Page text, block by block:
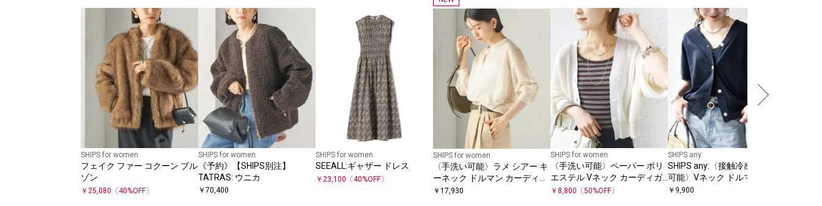
SHIPS for women
フェイク ファー コクーン ブル
ゾン
￥ 25,080 〔40%OFF〕
SHIPS for women
《予約》【SHIPS別注】
TATRAS: ウニカ
￥ 70,400
SHIPS for women
SEEALL:ギャザー ドレス
￥ 23,100 〔40%OFF〕
SHIPS for women
〈手洗い可能〉ラメ シアー キ
ーネック ドルマン カーディガ
ン
￥ 17,930
SHIPS for women
〈手洗い可能〉ペーパー ポリ
エステル Vネック カーディガ
ン
￥ 8,800 〔50%OFF〕
SHIPS any
SHIPS any:〈接触冷感/手洗い
可能〉Vネック ドルマン ミデ
ィ カーディガン
￥ 9,900